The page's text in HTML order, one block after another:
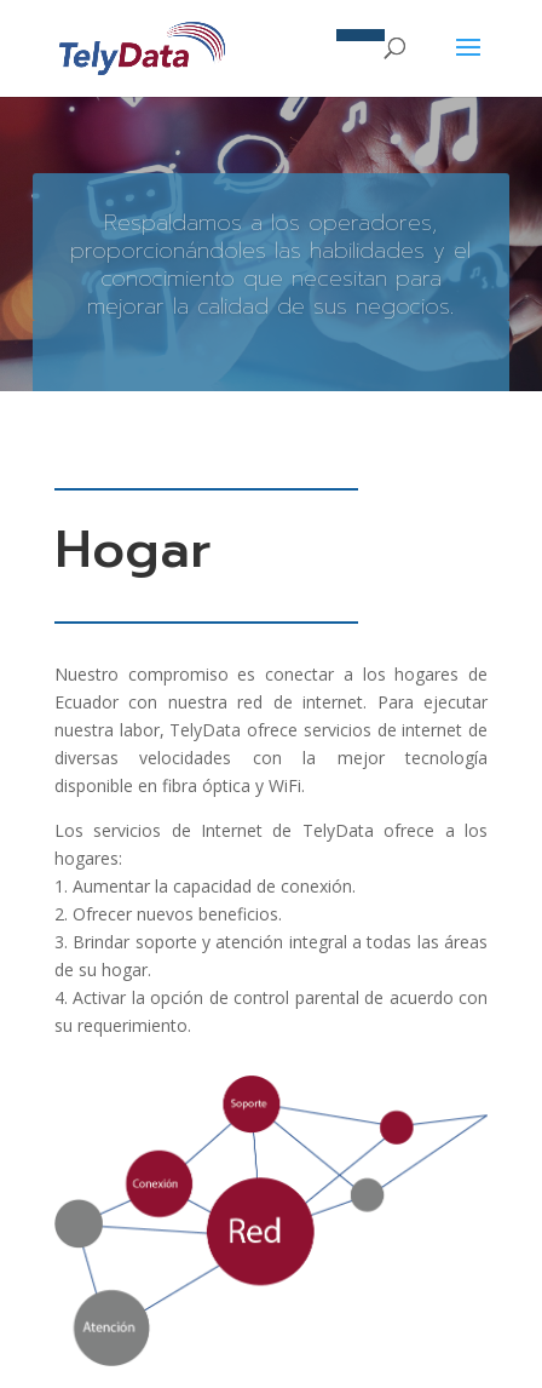
Respaldamos a los operadores,
proporcionándoles las habilidades y el
conocimiento que necesitan para
mejorar la calidad de sus negocios.
Hogar
Nuestro compromiso es conectar a los hogares de
Ecuador con nuestra red de internet. Para ejecutar
nuestra labor, TelyData ofrece servicios de internet de
diversas velocidades con la mejor tecnología
disponible en fibra óptica y WiFi.
Los servicios de Internet de TelyData ofrece a los
hogares:
1. Aumentar la capacidad de conexión.
2. Ofrecer nuevos beneficios.
3. Brindar soporte y atención integral a todas las áreas
de su hogar.
4. Activar la opción de control parental de acuerdo con
su requerimiento.